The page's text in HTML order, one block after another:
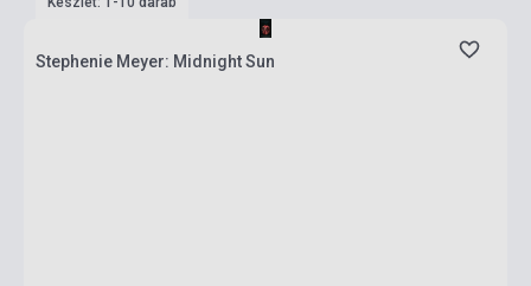
Stephenie Meyer: Midnight Sun